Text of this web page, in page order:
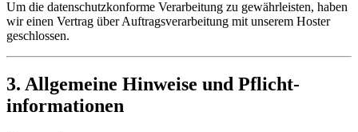
Um die datenschutzkonforme Verarbeitung zu gewährleisten, haben
wir einen Vertrag über Auftragsverarbeitung mit unserem Hoster
geschlossen.
3. Allgemeine Hinweise und Pflicht­
informationen